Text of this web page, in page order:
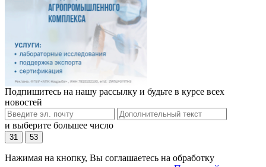
Подпишитесь на нашу рассылку и будьте в курсе всех
новостей
и выберите большее число
31 53
Нажимая на кнопку, Вы соглашаетесь на обработку